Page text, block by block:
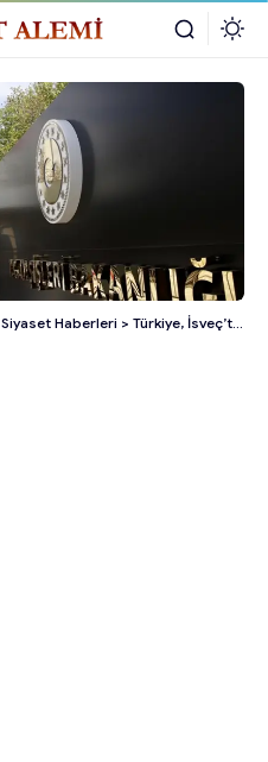
Siyaset Haberleri > Türkiye, İsveç’te Kur’an-ı Kerim Yakılmasını En Güçlü Şekilde Lanetledi!